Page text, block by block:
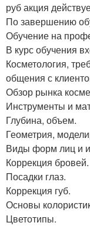
руб акция
По завершению
Обучение на
В курс обучения
Косметология,
общения с
Обзор рынка
Инструменты и
Глубина, объем.
Геометрия,
Виды форм лиц и
Коррекция бровей.
Посадки глаз.
Коррекция губ.
Основы
Цветотипы.